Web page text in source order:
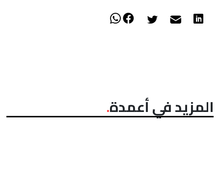
المزيد في أعمدة